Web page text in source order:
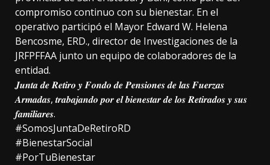
compromiso continuo con su bienestar. En el
operativo participó el Mayor Edward W. Helena
Bencosme, ERD., director de Investigaciones de la
JRFPFFAA junto un equipo de colaboradores de la
entidad.
𝑱𝒖𝒏𝒕𝒂 𝒅𝒆 𝑹𝒆𝒕𝒊𝒓𝒐 𝒚 𝑭𝒐𝒏𝒅𝒐 𝒅𝒆 𝑷𝒆𝒏𝒔𝒊𝒐𝒏𝒆𝒔 𝒅𝒆 𝒍𝒂𝒔 𝑭𝒖𝒆𝒓𝒛𝒂𝒔
𝑨𝒓𝒎𝒂𝒅𝒂𝒔, 𝒕𝒓𝒂𝒃𝒂𝒋𝒂𝒏𝒅𝒐 𝒑𝒐𝒓 𝒆𝒍 𝒃𝒊𝒆𝒏𝒆𝒔𝒕𝒂𝒓 𝒅𝒆 𝒍𝒐𝒔 𝑹𝒆𝒕𝒊𝒓𝒂𝒅𝒐𝒔 𝒚 𝒔𝒖𝒔
𝒇𝒂𝒎𝒊𝒍𝒊𝒂𝒓𝒆𝒔.
#SomosJuntaDeRetiroRD
#BienestarSocial
#PorTuBienestar